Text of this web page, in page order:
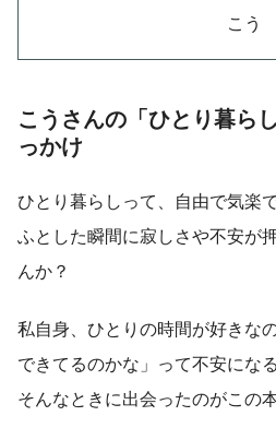
こう
こうさんの「ひとり暮ら
っかけ
ひとり暮らしって、自由で気楽
ふとした瞬間に寂しさや不安が
んか？
私自身、ひとりの時間が好きな
できてるのかな」って不安にな
そんなときに出会ったのがこの